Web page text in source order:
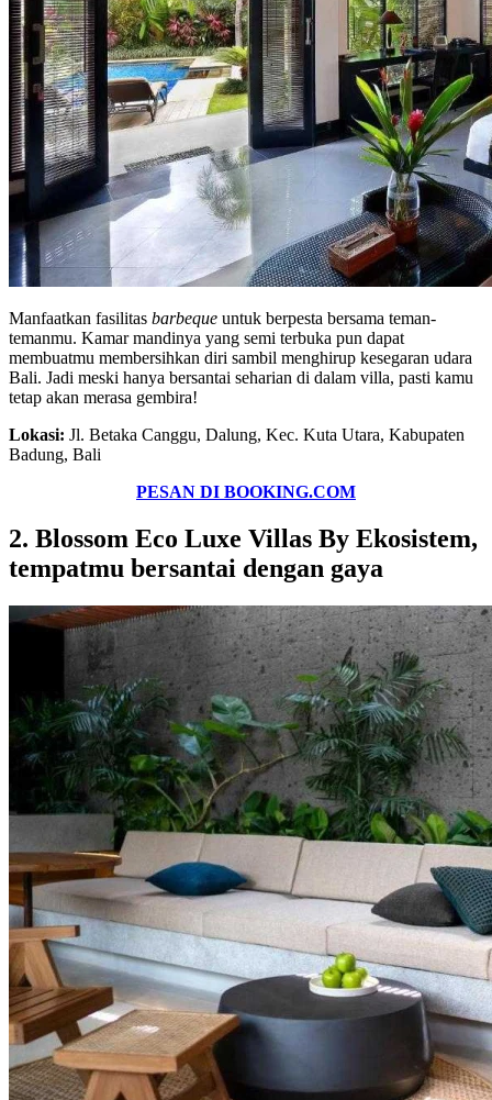
Manfaatkan fasilitas barbeque untuk berpesta bersama teman-
temanmu. Kamar mandinya yang semi terbuka pun dapat
membuatmu membersihkan diri sambil menghirup kesegaran udara
Bali. Jadi meski hanya bersantai seharian di dalam villa, pasti kamu
tetap akan merasa gembira!
Lokasi: Jl. Betaka Canggu, Dalung, Kec. Kuta Utara, Kabupaten
Badung, Bali
PESAN DI BOOKING.COM
2. Blossom Eco Luxe Villas By Ekosistem,
tempatmu bersantai dengan gaya